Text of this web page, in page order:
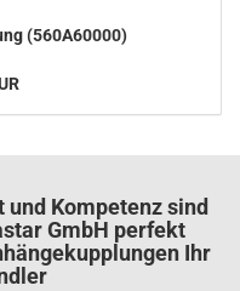
(560A60000)
Kompetenz sind
GmbH perfekt
Ihr